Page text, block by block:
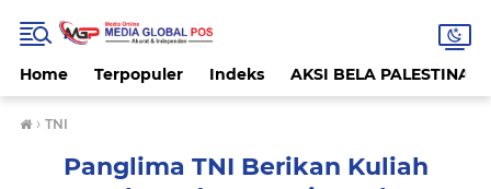
Home Terpopuler Indeks AKSI BELA PALESTINA
› TNI
Panglima TNI Berikan Kuliah